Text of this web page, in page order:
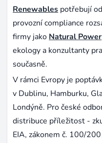
Renewables potřebují
provozní compliance
firmy jako Natural Power
ekology a konzultanty
současně.
V rámci Evropy je
v Dublinu, Hamburku,
Londýně. Pro české
distribuce příležitost -
EIA, zákonem č. 100/